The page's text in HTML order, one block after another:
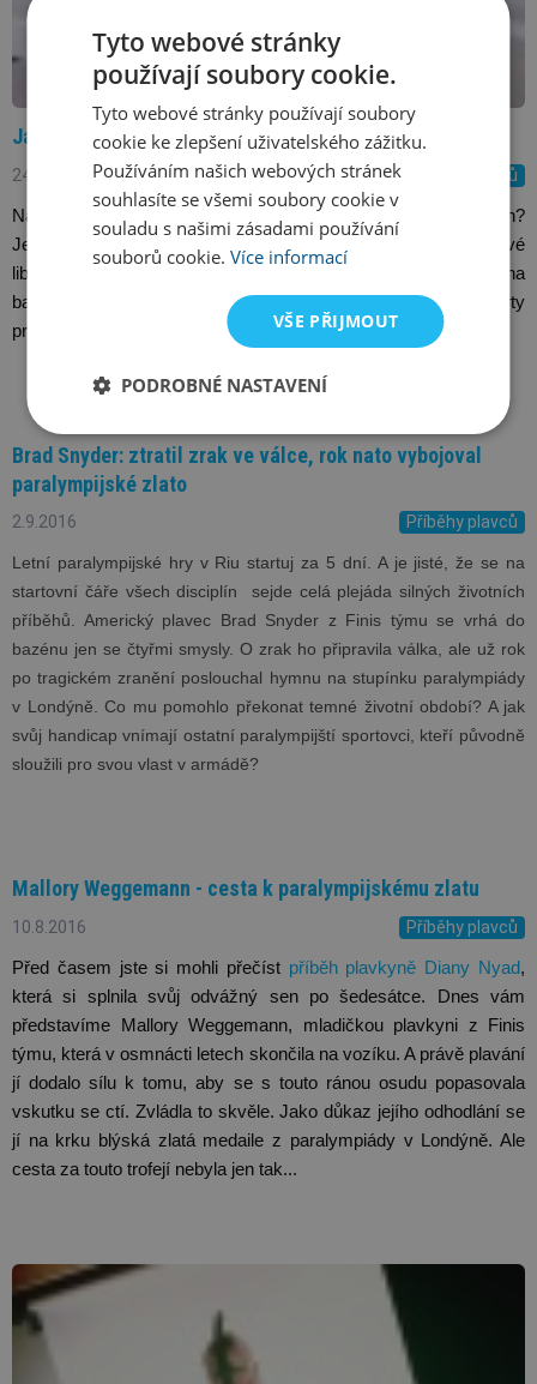
Jak se plave v Dánsku
24.10.2016 Příběhy plavců
Napadlo vás někdy, jaká je plavecká kultura v jiných zemích?
Jestli se plave na světě stejně, nebo má každá země své
libůstky? Dneska se dozvíte, jaké specialitky vás potkají na
bazéně v Dánsku. A to díky Míše, která hájí barvy Sportex party
právě na severu ;-)
Brad Snyder: ztratil zrak ve válce, rok nato vybojoval
paralympijské zlato
2.9.2016 Příběhy plavců
Letní paralympijské hry v Riu startuj za 5 dní. A je jisté, že se na
startovní čáře všech disciplín  sejde celá plejáda silných životních
příběhů. Americký plavec Brad Snyder z Finis týmu se vrhá do
bazénu jen se čtyřmi smysly. O zrak ho připravila válka, ale už rok
po tragickém zranění poslouchal hymnu na stupínku paralympiády
v Londýně. Co mu pomohlo překonat temné životní období? A jak
svůj handicap vnímají ostatní paralympijští sportovci, kteří původně
sloužili pro svou vlast v armádě?
Mallory Weggemann - cesta k paralympijskému zlatu
10.8.2016 Příběhy plavců
Před časem jste si mohli přečíst příběh plavkyně Diany Nyad,
která si splnila svůj odvážný sen po šedesátce. Dnes vám
představíme Mallory Weggemann, mladičkou plavkyni z Finis
týmu, která v osmnácti letech skončila na vozíku. A právě plavání
jí dodalo sílu k tomu, aby se s touto ránou osudu popasovala
vskutku se ctí. Zvládla to skvěle. Jako důkaz jejího odhodlání se
jí na krku blýská zlatá medaile z paralympiády v Londýně. Ale
cesta za touto trofejí nebyla jen tak...
Tyto webové stránky
používají soubory cookie.
Tyto webové stránky používají soubory
cookie ke zlepšení uživatelského zážitku.
Používáním našich webových stránek
souhlasíte se všemi soubory cookie v
souladu s našimi zásadami používání
souborů cookie.Více informací
VŠE PŘIJMOUT
PODROBNÉ NASTAVENÍ